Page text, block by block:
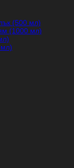
(500 мл)
(1000 мл)